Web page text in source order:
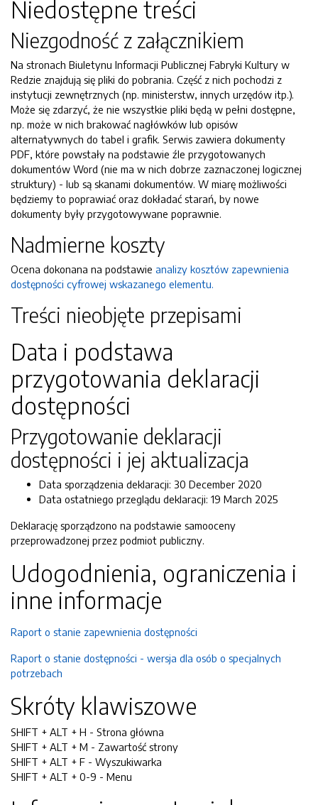
Niedostępne treści
Niezgodność z załącznikiem
Na stronach Biuletynu Informacji Publicznej Fabryki Kultury w
Redzie znajdują się pliki do pobrania. Część z nich pochodzi z
instytucji zewnętrznych (np. ministerstw, innych urzędów itp.).
Może się zdarzyć, że nie wszystkie pliki będą w pełni dostępne,
np. może w nich brakować nagłówków lub opisów
alternatywnych do tabel i grafik. Serwis zawiera dokumenty
PDF, które powstały na podstawie źle przygotowanych
dokumentów Word (nie ma w nich dobrze zaznaczonej logicznej
struktury) - lub są skanami dokumentów. W miarę możliwości
będziemy to poprawiać oraz dokładać starań, by nowe
dokumenty były przygotowywane poprawnie.
Nadmierne koszty
Ocena dokonana na podstawie analizy kosztów zapewnienia
dostępności cyfrowej wskazanego elementu.
Treści nieobjęte przepisami
Data i podstawa
przygotowania deklaracji
dostępności
Przygotowanie deklaracji
dostępności i jej aktualizacja
Data sporządzenia deklaracji: 30 December 2020
Data ostatniego przeglądu deklaracji: 19 March 2025
Deklarację sporządzono na podstawie samooceny
przeprowadzonej przez podmiot publiczny.
Udogodnienia, ograniczenia i
inne informacje
Raport o stanie zapewnienia dostępności
Raport o stanie dostępności - wersja dla osób o specjalnych
potrzebach
Skróty klawiszowe
SHIFT + ALT + H - Strona główna
SHIFT + ALT + M - Zawartość strony
SHIFT + ALT + F - Wyszukiwarka
SHIFT + ALT + 0-9 - Menu